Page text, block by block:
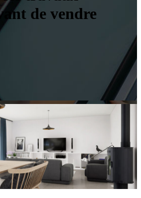
de vendre